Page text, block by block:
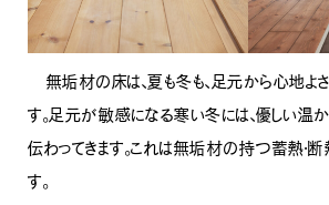
無垢材の床は、夏も冬も、足元から心地よ
す。足元が敏感になる寒い冬には、優しい温
伝わってきます。これは無垢材の持つ蓄熱・
す。